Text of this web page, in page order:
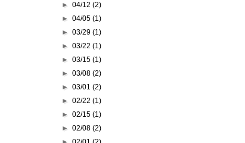
►04/12(2)
►04/05(1)
►03/29(1)
►03/22(1)
►03/15(1)
►03/08(2)
►03/01(2)
►02/22(1)
►02/15(1)
►02/08(2)